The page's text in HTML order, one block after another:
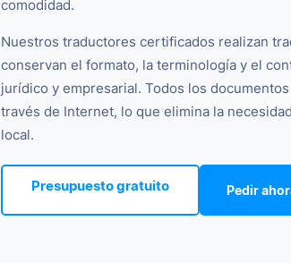
comodidad.
Nuestros traductores certificados realizan
conservan el formato, la terminología y el
jurídico y empresarial. Todos los
través de Internet, lo que elimina la
local.
Presupuesto gratuito Pedir